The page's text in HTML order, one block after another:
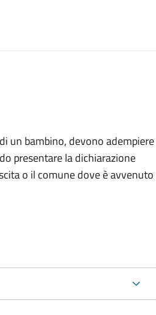
un bambino, devono adempiere
presentare la dichiarazione
o il comune dove è avvenuto